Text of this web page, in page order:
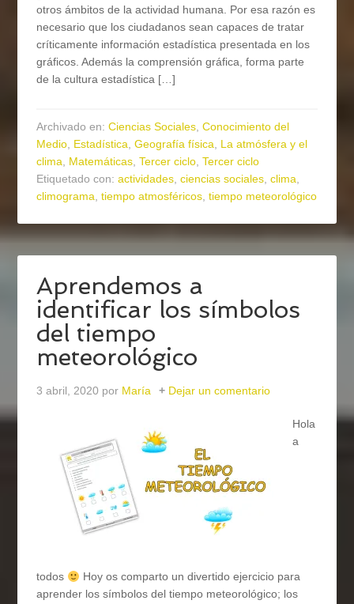
otros ámbitos de la actividad humana. Por esa razón es
necesario que los ciudadanos sean capaces de tratar
críticamente información estadística presentada en los
gráficos. Además la comprensión gráfica, forma parte
de la cultura estadística […]
Archivado en:Ciencias Sociales,Conocimiento del
Medio, Estadística,Geografía física, La atmósfera y el
clima, Matemáticas,Tercer ciclo,Tercer ciclo
Etiquetado con:actividades,ciencias sociales,clima,
climograma,tiempo atmosféricos,tiempo meteorológico
Aprendemos a
identificar los símbolos
del tiempo
meteorológico
3 abril, 2020 por María Dejar un comentario
Hola
a
todos
Hoy os comparto un divertido ejercicio para
aprender los símbolos del tiempo meteorológico; los